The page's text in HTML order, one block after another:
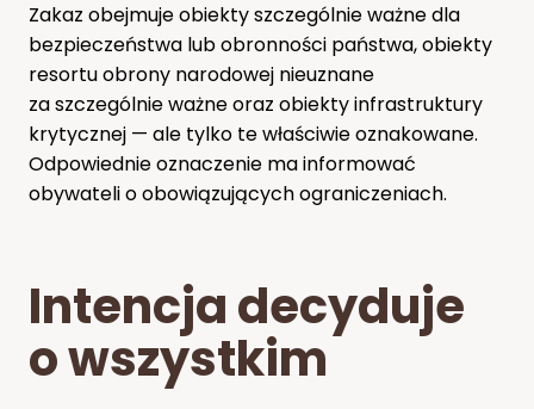
Zakaz obejmuje obiekty szczególnie ważne dla
bezpieczeństwa lub obronności państwa, obiekty
resortu obrony narodowej nieuznane
za szczególnie ważne oraz obiekty infrastruktury
krytycznej — ale tylko te właściwie oznakowane.
Odpowiednie oznaczenie ma informować
obywateli o obowiązujących ograniczeniach.
Intencja decyduje
o wszystkim